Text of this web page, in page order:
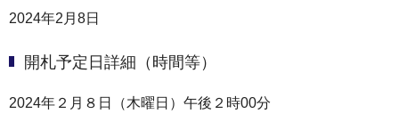
2024年2月8日
開札予定日詳細（時間等）
2024年２月８日（木曜日）午後２時00分